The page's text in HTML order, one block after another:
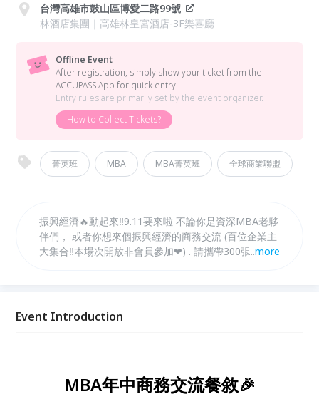
台灣高雄市鼓山區博愛二路99號
林酒店集團｜高雄林皇宮酒店-3F樂喜廳
Offline Event
After registration, simply show your ticket from the
ACCUPASS App for quick entry.
Entry rules are primarily set by the event organizer.
How to Collect Tickets?
菁英班 MBA MBA菁英班 全球商業聯盟
振興經濟🔥動起來‼9.11要來啦 不論你是資深MBA老夥
伴們， 或者你想來個振興經濟的商務交流 (百位企業主
大集合‼本場次開放非會員參加❤) . 請攜帶300張名片
...more
Event Introduction
MBA年中商務交流餐敘🎉